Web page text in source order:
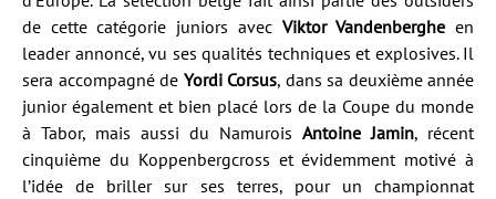
de cette catégorie juniors avec Viktor Vandenberghe en
leader annoncé, vu ses qualités techniques et explosives. Il
sera accompagné de Yordi Corsus, dans sa deuxième année
junior également et bien placé lors de la Coupe du monde
à Tabor, mais aussi du Namurois Antoine Jamin, récent
cinquième du Koppenbergcross et évidemment motivé à
l’idée de briller sur ses terres, pour un championnat